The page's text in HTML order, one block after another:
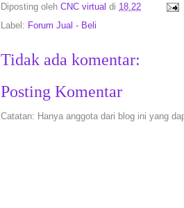
Diposting oleh CNC virtual di 18.22
Label: Forum Jual - Beli
Tidak ada komentar:
Posting Komentar
Catatan: Hanya anggota dari blog ini yang